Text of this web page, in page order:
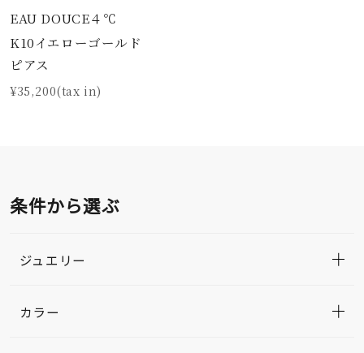
EAU DOUCE４℃
K10イエローゴールド
ピアス
¥35,200(tax in)
条件から選ぶ
ジュエリー
カラー